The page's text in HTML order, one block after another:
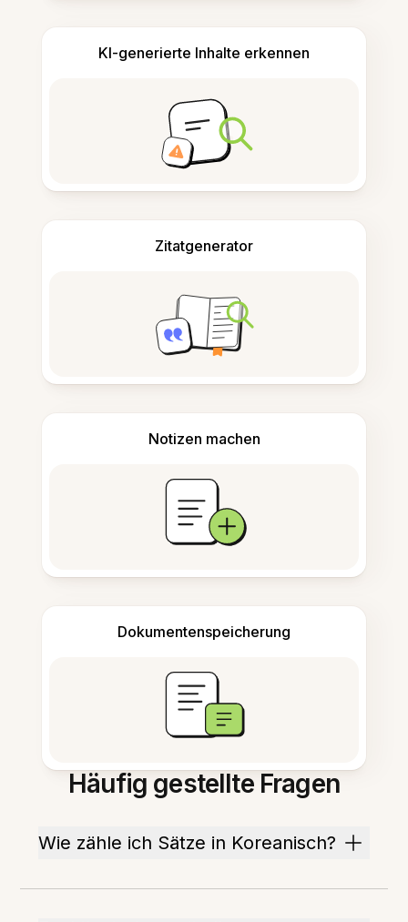
KI-generierte Inhalte erkennen
Zitatgenerator
Notizen machen
Dokumentenspeicherung
Häufig gestellte Fragen
Wie zähle ich Sätze in Koreanisch?